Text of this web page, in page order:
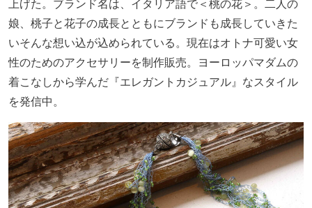
上げた。ブランド名は、イタリア語で＜桃の花＞。二人の
娘、桃子と花子の成長とともにブランドも成長していきた
いそんな想い込が込められている。現在はオトナ可愛い女
性のためのアクセサリーを制作販売。ヨーロッパマダムの
着こなしから学んだ『エレガントカジュアル』なスタイル
を発信中。